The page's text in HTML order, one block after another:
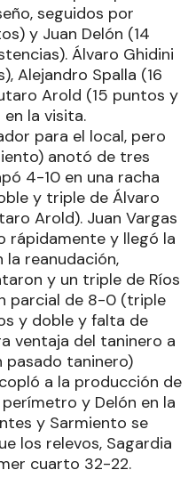
seguidos por
y Juan Delón (14
Álvaro Ghidini
Alejandro Spalla (16
Arold (15 puntos y
la visita.
para el local, pero
anotó de tres
4-10 en una racha
y triple de Álvaro
Arold). Juan Vargas
rápidamente y llegó la
reanudación,
y un triple de Ríos
parcial de 8-0 (triple
y doble y falta de
ventaja del taninero a
pasado taninero)
a la producción de
y Delón en la
y Sarmiento se
los relevos, Sagardia
cuarto 32-22.